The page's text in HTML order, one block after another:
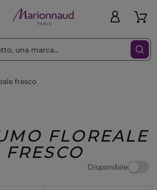
Profumi
Regalo
fresco
FLOREALE
FRESCO
Disponibile
Filtra